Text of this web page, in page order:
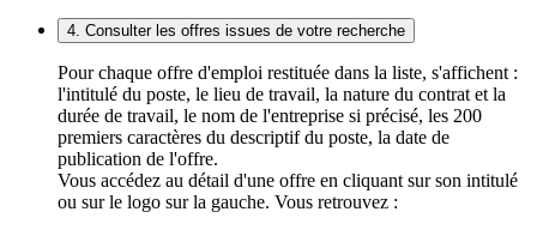
4. Consulter les offres issues de votre recherche
Pour chaque offre d'emploi restituée dans la liste, s'affichent :
l'intitulé du poste, le lieu de travail, la nature du contrat et la
durée de travail, le nom de l'entreprise si précisé, les 200
premiers caractères du descriptif du poste, la date de
publication de l'offre.
Vous accédez au détail d'une offre en cliquant sur son intitulé
ou sur le logo sur la gauche. Vous retrouvez :